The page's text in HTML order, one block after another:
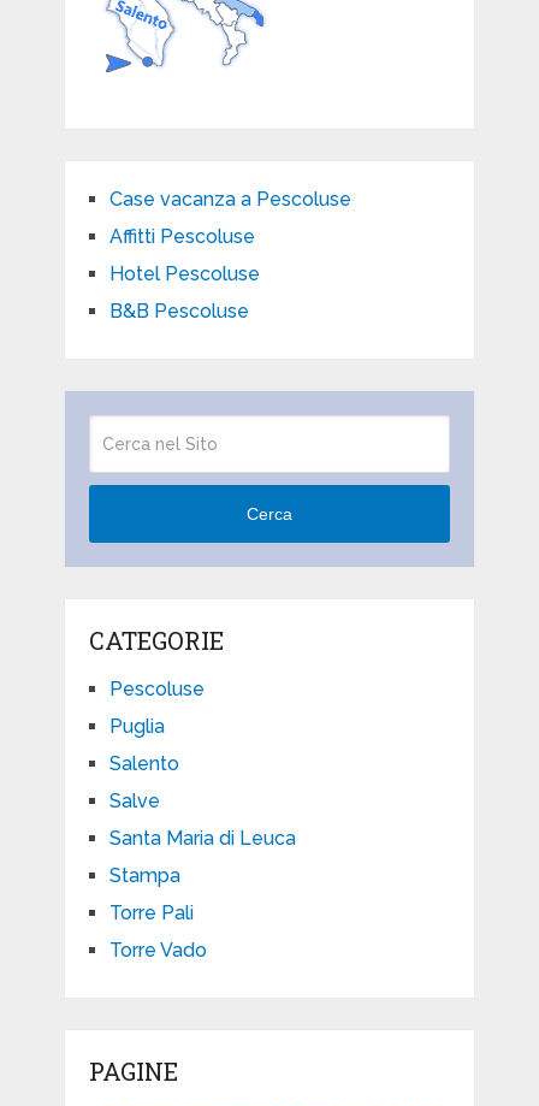
Case vacanza a Pescoluse
Affitti Pescoluse
Hotel Pescoluse
B&B Pescoluse
Cerca
CATEGORIE
Pescoluse
Puglia
Salento
Salve
Santa Maria di Leuca
Stampa
Torre Pali
Torre Vado
PAGINE